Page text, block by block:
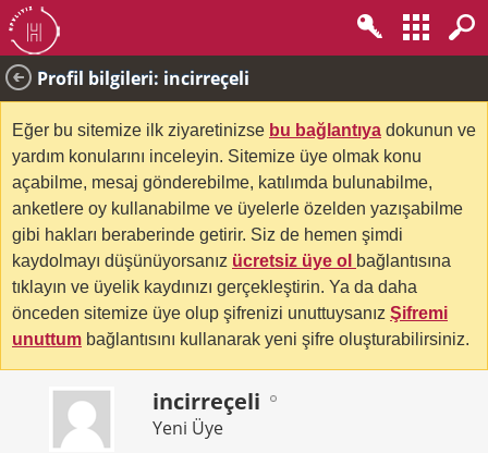
Profil bilgileri: incirreçeli
Eğer bu sitemize ilk ziyaretinizse bu bağlantıya dokunun ve
yardım konularını inceleyin. Sitemize üye olmak konu
açabilme, mesaj gönderebilme, katılımda bulunabilme,
anketlere oy kullanabilme ve üyelerle özelden yazışabilme
gibi hakları beraberinde getirir. Siz de hemen şimdi
kaydolmayı düşünüyorsanız ücretsiz üye ol bağlantısına
tıklayın ve üyelik kaydınızı gerçekleştirin. Ya da daha
önceden sitemize üye olup şifrenizi unuttuysanız Şifremi
unuttum bağlantısını kullanarak yeni şifre oluşturabilirsiniz.
incirreçeli
Yeni Üye